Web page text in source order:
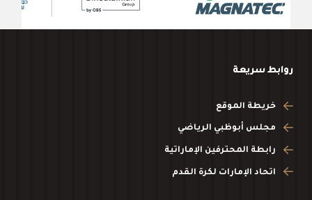
روابط سريعة
خريطة الموقع
مجلس أبوظبي الرياضي
رابطة المحترفين الإماراتية
اتحاد الإمارات لكرة القدم